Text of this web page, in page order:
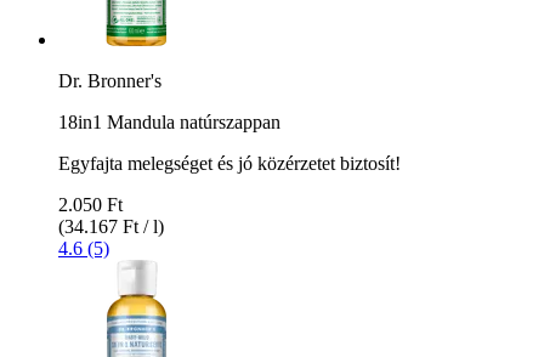
Dr. Bronner's
18in1 Mandula natúrszappan
Egyfajta melegséget és jó közérzetet biztosít!
2.050 Ft
(34.167 Ft / l)
4.6 (5)